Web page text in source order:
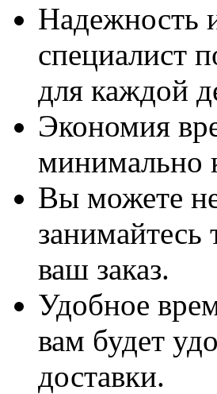
Надежность
специалист
для каждой
Экономия
минимально
Вы можете
ваш заказ.
Удобное
вам будет
доставки.